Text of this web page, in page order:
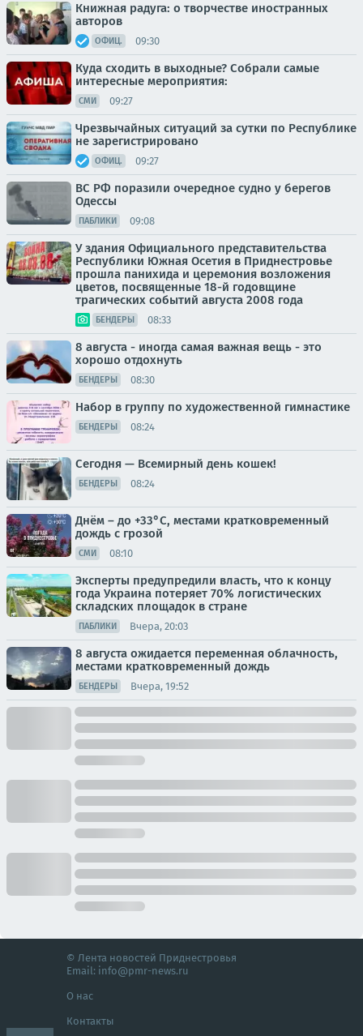
Книжная радуга: о творчестве иностранных
авторов
ОФИЦ. 09:30
Куда сходить в выходные? Собрали самые
интересные мероприятия:
СМИ 09:27
Чрезвычайных ситуаций за сутки по Республике
не зарегистрировано
ОФИЦ. 09:27
ВС РФ поразили очередное судно у берегов
Одессы
ПАБЛИКИ 09:08
У здания Официального представительства
Республики Южная Осетия в Приднестровье
прошла панихида и церемония возложения
цветов, посвященные 18-й годовщине
трагических событий августа 2008 года
БЕНДЕРЫ 08:33
8 августа - иногда самая важная вещь - это
хорошо отдохнуть
БЕНДЕРЫ 08:30
Набор в группу по художественной гимнастике
БЕНДЕРЫ 08:24
Сегодня — Всемирный день кошек!
БЕНДЕРЫ 08:24
Днём – до +33°С, местами кратковременный
дождь с грозой
СМИ 08:10
Эксперты предупредили власть, что к концу
года Украина потеряет 70% логистических
складских площадок в стране
ПАБЛИКИ Вчера, 20:03
8 августа ожидается переменная облачность,
местами кратковременный дождь
БЕНДЕРЫ Вчера, 19:52
© Лента новостей Приднестровья
Email: info@pmr-news.ru
О нас
Контакты